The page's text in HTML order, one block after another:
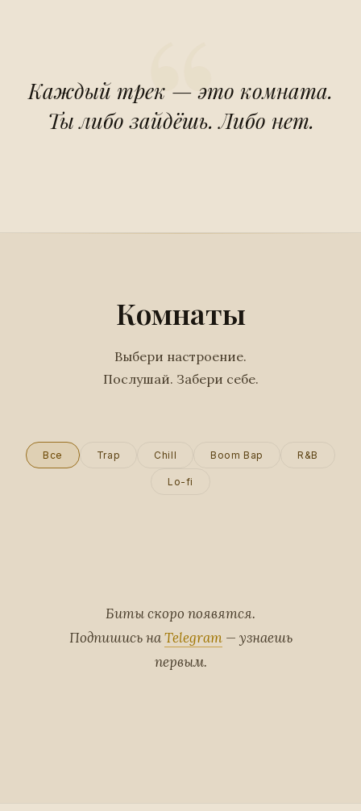
Каждый трек — это комната.
Ты либо зайдёшь. Либо нет.
Комнаты
Выбери настроение.
Послушай. Забери себе.
Все Trap Chill Boom Bap R&B
Lo-fi
Биты скоро появятся.
Подпишись наTelegram— узнаешь
первым.